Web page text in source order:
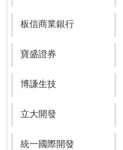
板信商業銀行
寶盛證券
博謙生技
立大開發
統一國際開發